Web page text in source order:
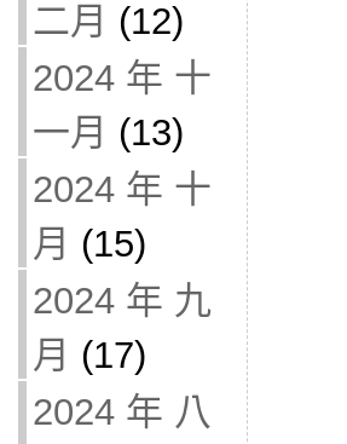
二月 (12)
2024 年 十
一月 (13)
2024 年 十
月 (15)
2024 年 九
月 (17)
2024 年 八